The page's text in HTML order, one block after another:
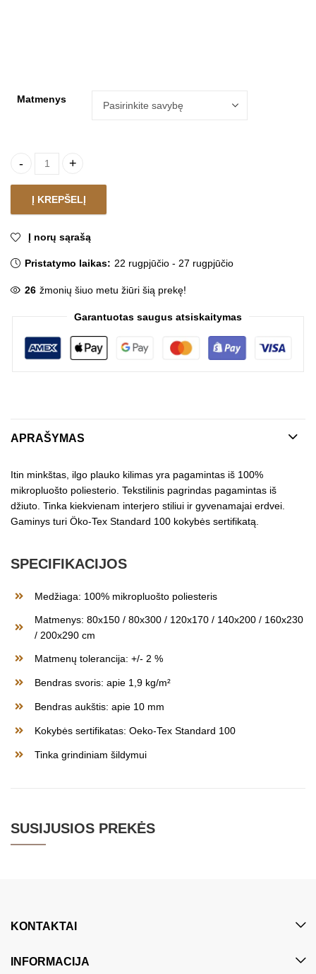
Matmenys
Kilimas APRIL DEKO quantity
Į KREPŠELĮ
Į norų sąrašą
Pristatymo laikas: 22 rugpjūčio - 27 rugpjūčio
26 žmonių šiuo metu žiūri šią prekę!
Garantuotas saugus atsiskaitymas
APRAŠYMAS
Itin minkštas, ilgo plauko kilimas yra pagamintas iš 100%
mikropluošto poliesterio. Tekstilinis pagrindas pagamintas iš
džiuto. Tinka kiekvienam interjero stiliui ir gyvenamajai erdvei.
Gaminys turi Öko-Tex Standard 100 kokybės sertifikatą.
SPECIFIKACIJOS
Medžiaga: 100% mikropluošto poliesteris
Matmenys: 80x150 / 80x300 / 120x170 / 140x200 / 160x230
/ 200x290 cm
Matmenų tolerancija: +/- 2 %
Bendras svoris: apie 1,9 kg/m²
Bendras aukštis: apie 10 mm
Kokybės sertifikatas: Oeko-Tex Standard 100
Tinka grindiniam šildymui
SUSIJUSIOS PREKĖS
KONTAKTAI
INFORMACIJA